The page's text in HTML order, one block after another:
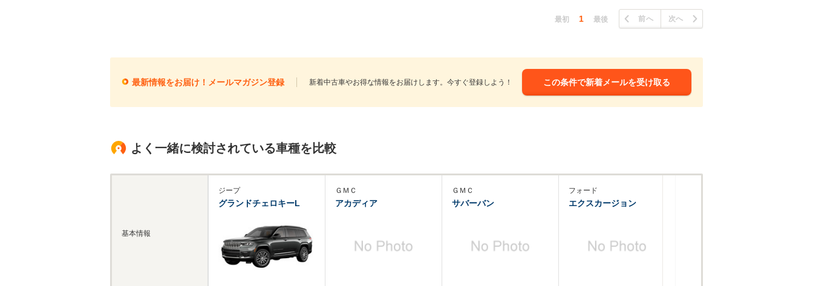
最初 1 最後 前へ 次へ
最新情報をお届け！メールマガジン登録 新着中古車やお得な情報をお届けします。今すぐ登録しよう！ この条件で新着メールを受け取る
よく一緒に検討されている車種を比較
基本情報
ジープ
グランドチェロキーL
ＧＭＣ
アカディア
ＧＭＣ
サバーバン
フォード
エクスカージョン